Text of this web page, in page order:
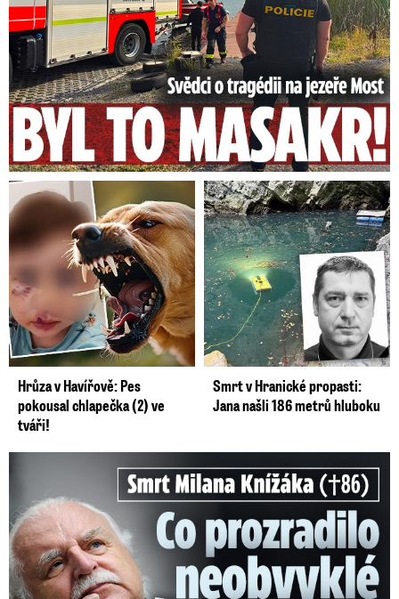
Hrůza v Havířově: Pes
pokousal chlapečka (2) ve
tváři!
Smrt v Hranické propasti:
Jana našli 186 metrů hluboku
Smrt Milana Knížáka (†86): Co prozradilo neobvyklé parte?